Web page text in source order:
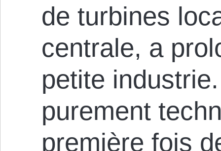
de turbines
centrale, a
petite
purement
première fois